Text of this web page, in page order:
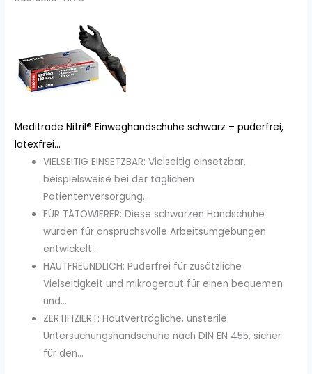
Meditrade Nitril® Einweghandschuhe schwarz – puderfrei,
latexfrei...
VIELSEITIG EINSETZBAR: Vielseitig einsetzbar,
beispielsweise bei der täglichen
Patientenversorgung...
FÜR TÄTOWIERER: Diese schwarzen Handschuhe
wurden für anspruchsvolle Arbeitsumgebungen
entwickelt...
HAUTFREUNDLICH: Puderfrei für zusätzliche
Vielseitigkeit und mikrogeraut für einen bequemen
und...
ZERTIFIZIERT: Hautverträgliche, unsterile
Untersuchungshandschuhe nach DIN EN 455, sicher
für den...